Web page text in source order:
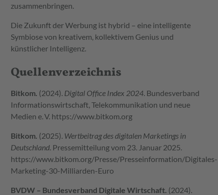
zusammenbringen.
Die Zukunft der Werbung ist hybrid – eine intelligente
Symbiose von kreativem, kollektivem Genius und
künstlicher Intelligenz.
Quellenverzeichnis
Bitkom. (2024). Digital Office Index 2024. Bundesverband
Informationswirtschaft, Telekommunikation und neue
Medien e. V. https://www.bitkom.org
Bitkom. (2025). Wertbeitrag des digitalen Marketings in
Deutschland. Pressemitteilung vom 23. Januar 2025.
https://www.bitkom.org/Presse/Presseinformation/Digitales-
Marketing-30-Milliarden-Euro
BVDW – Bundesverband Digitale Wirtschaft. (2024).